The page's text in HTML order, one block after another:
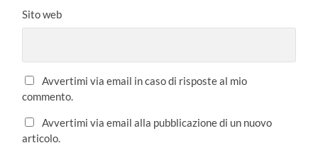
Sito web
Avvertimi via email in caso di risposte al mio
commento.
Avvertimi via email alla pubblicazione di un nuovo
articolo.